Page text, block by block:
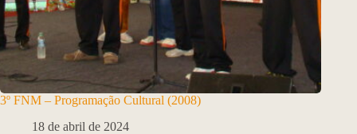
3º FNM – Programação Cultural (2008)
18 de abril de 2024